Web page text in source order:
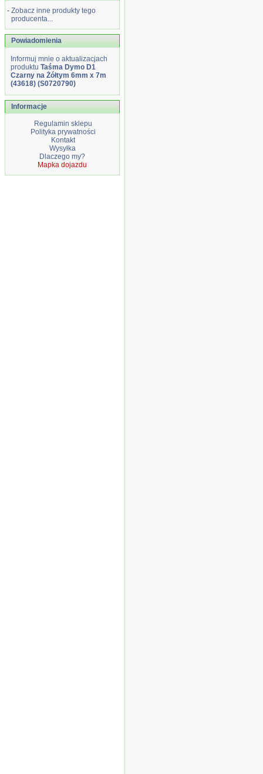
- Zobacz inne produkty tego
producenta...
Powiadomienia
Informuj mnie o aktualizacjach
produktu Taśma Dymo D1
Czarny na Żółtym 6mm x 7m
(43618) (S0720790)
Informacje
Regulamin sklepu
Polityka prywatności
Kontakt
Wysyłka
Dlaczego my?
Mapka dojazdu